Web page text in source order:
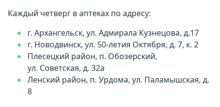
Каждый четверг в аптеках по адресу:
г. Архангельск, ул. Адмирала Кузнецова, д.17
г. Новодвинск, ул. 50-летия Октября, д. 7, к. 2
Плесецкий район, п. Обозерский,
ул. Советская, д. 32а
Ленский район, п. Урдома, ул. Паламышская, д.
8